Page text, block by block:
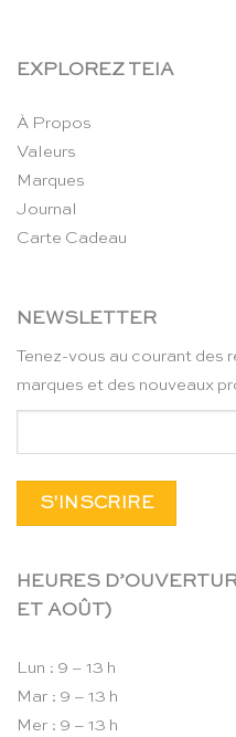
EXPLOREZ TEIA
À Propos
Valeurs
Marques
Journal
Carte Cadeau
NEWSLETTER
Tenez-vous au courant des
marques et des nouveaux
HEURES
ET AOÛT)
Lun : 9 – 13 h
Mar : 9 – 13 h
Mer : 9 – 13 h